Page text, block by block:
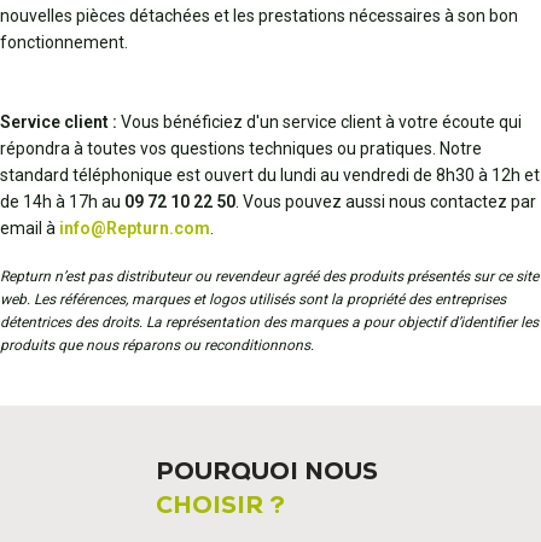
nouvelles pièces détachées et les prestations nécessaires à son bon
fonctionnement.
Service client : Vous bénéficiez d'un service client à votre écoute qui
répondra à toutes vos questions techniques ou pratiques. Notre
standard téléphonique est ouvert du lundi au vendredi de 8h30 à 12h et
de 14h à 17h au 09 72 10 22 50 . Vous pouvez aussi nous contactez par
email à info@Repturn.com
Repturn n’est pas distributeur ou revendeur agréé des produits présentés sur ce site
web. Les références, marques et logos utilisés sont la propriété des entreprises
détentrices des droits. La représentation des marques a pour objectif d’identifier les
produits que nous réparons ou reconditionnons.
POURQUOI NOUS
CHOISIR ?